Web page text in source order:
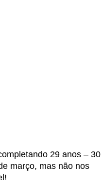
29 anos – 30
março, mas não nos